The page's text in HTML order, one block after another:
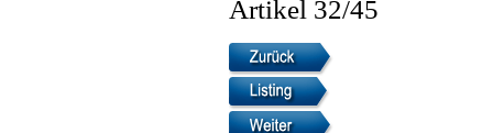
Artikel 32/45